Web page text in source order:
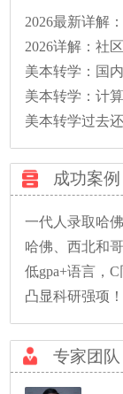
2026最新详解
2026详解：社
美本转学：计
美本转学过去
成功案例
一代人录取哈
哈佛、西北和
低gpa+语言，
专家团队